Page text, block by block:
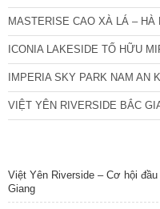
MASTERISE CAO XÀ LÁ – HÀ
ICONIA LAKESIDE TỐ HỮU
IMPERIA SKY PARK NAM AN
VIỆT YÊN RIVERSIDE BẮC
Việt Yên Riverside – Cơ hội
Giang